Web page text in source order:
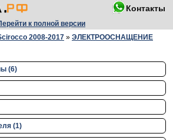
Контакты
к полной версии
2008-2017 » ЭЛЕКТРООСНАЩЕНИЕ
(6)
(1)